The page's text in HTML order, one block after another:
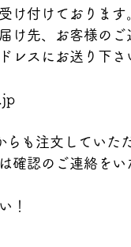
け付けておりま
け先、お客様の
レスにお送り下
らも注文していた
確認のご連絡を
！